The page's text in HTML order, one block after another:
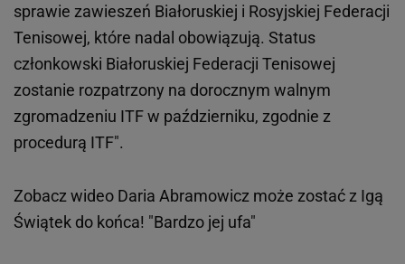
sprawie zawieszeń Białoruskiej i Rosyjskiej Federacji
Tenisowej, które nadal obowiązują. Status
członkowski Białoruskiej Federacji Tenisowej
zostanie rozpatrzony na dorocznym walnym
zgromadzeniu ITF w październiku, zgodnie z
procedurą ITF".
Zobacz wideo Daria Abramowicz może zostać z Igą
Świątek do końca! "Bardzo jej ufa"